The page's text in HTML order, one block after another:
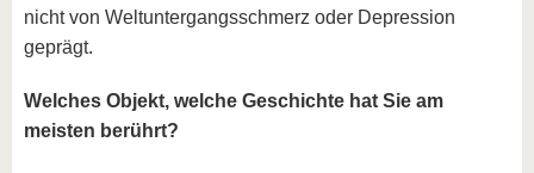
nicht von Weltuntergangsschmerz oder Depression
geprägt.
Welches Objekt, welche Geschichte hat Sie am
meisten berührt?